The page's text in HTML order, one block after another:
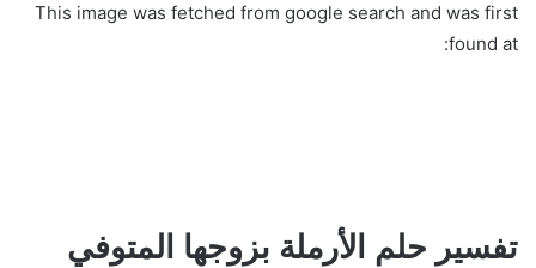
This image was fetched from google search and was first
found at:
تفسير حلم الأرملة بزوجها المتوفي